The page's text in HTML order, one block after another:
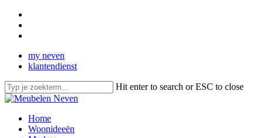
Skip
main
my neven
klantendienst
Hit enter to search or ESC to close
Close
search
Menu
Home
Woonideeën